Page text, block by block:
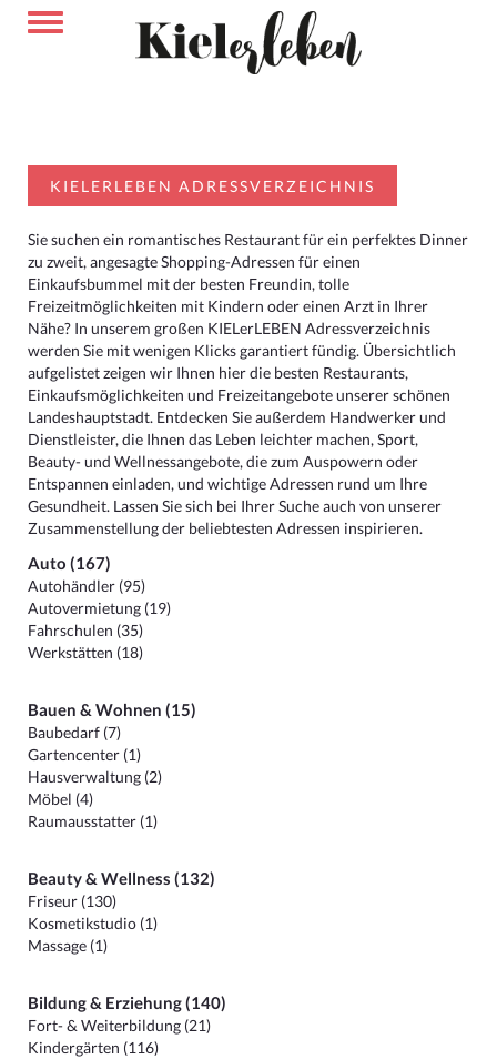
KIELERLEBEN ADRESSVERZEICHNIS
Sie suchen ein romantisches Restaurant für ein perfektes Dinner
zu zweit, angesagte Shopping-Adressen für einen
Einkaufsbummel mit der besten Freundin, tolle
Freizeitmöglichkeiten mit Kindern oder einen Arzt in Ihrer
Nähe? In unserem großen KIELerLEBEN Adressverzeichnis
werden Sie mit wenigen Klicks garantiert fündig. Übersichtlich
aufgelistet zeigen wir Ihnen hier die besten Restaurants,
Einkaufsmöglichkeiten und Freizeitangebote unserer schönen
Landeshauptstadt. Entdecken Sie außerdem Handwerker und
Dienstleister, die Ihnen das Leben leichter machen, Sport,
Beauty- und Wellnessangebote, die zum Auspowern oder
Entspannen einladen, und wichtige Adressen rund um Ihre
Gesundheit. Lassen Sie sich bei Ihrer Suche auch von unserer
Zusammenstellung der beliebtesten Adressen inspirieren.
Auto (167)
Autohändler (95)
Autovermietung (19)
Fahrschulen (35)
Werkstätten (18)
Bauen & Wohnen (15)
Baubedarf (7)
Gartencenter (1)
Hausverwaltung (2)
Möbel (4)
Raumausstatter (1)
Beauty & Wellness (132)
Friseur (130)
Kosmetikstudio (1)
Massage (1)
Bildung & Erziehung (140)
Fort- & Weiterbildung (21)
Kindergärten (116)